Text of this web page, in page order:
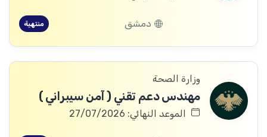
دمشق منتهية
وزارة الصحة
مهندس دعم تقني ( آمن سيبراني )
الموعد النهائي: 27/07/2026